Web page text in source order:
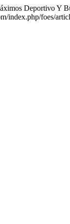
Deportivo Y
index.php/foes/